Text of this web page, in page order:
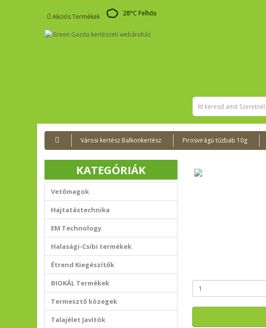
Akciós Termékek 28°C Felhős
Városi kertész Balkonkertész Pirosvirágú tűzbab 10g
KATEGÓRIÁK
Vetőmagok
Hajtatástechnika
EM Technology
Halasági-Csibi termékek
Étrend Kiegészítők
BIOKÁL Termékek
Termesztő közegek
Talajélet Javítók